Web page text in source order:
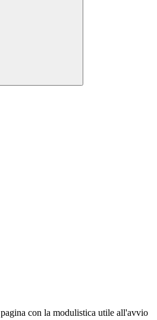
con la modulistica utile all'avvio